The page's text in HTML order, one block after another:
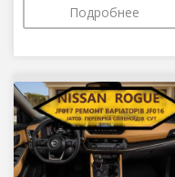
Подробнее